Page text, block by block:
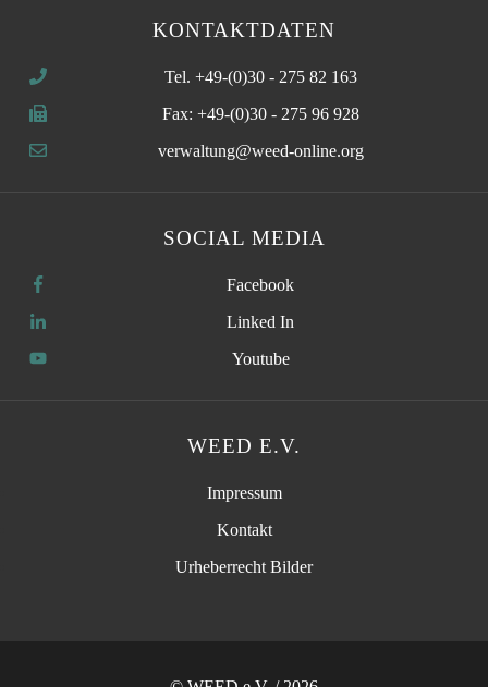
KONTAKTDATEN
Tel. +49-(0)30 - 275 82 163
Fax: +49-(0)30 - 275 96 928
verwaltung@weed-online.org
SOCIAL MEDIA
Facebook
Linked In
Youtube
WEED E.V.
Impressum
Kontakt
Urheberrecht Bilder